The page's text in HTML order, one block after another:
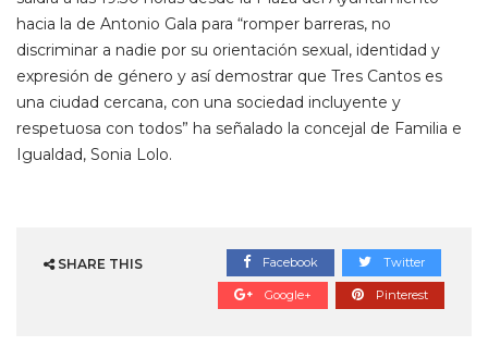
hacia la de Antonio Gala para “romper barreras, no
discriminar a nadie por su orientación sexual, identidad y
expresión de género y así demostrar que Tres Cantos es
una ciudad cercana, con una sociedad incluyente y
respetuosa con todos” ha señalado la concejal de Familia e
Igualdad, Sonia Lolo.
SHARE THIS Facebook Twitter
Google+ Pinterest